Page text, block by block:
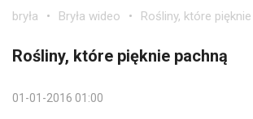
bryła Bryła wideo Rośliny, które
Rośliny, które pięknie pachną
01-01-2016 01:00